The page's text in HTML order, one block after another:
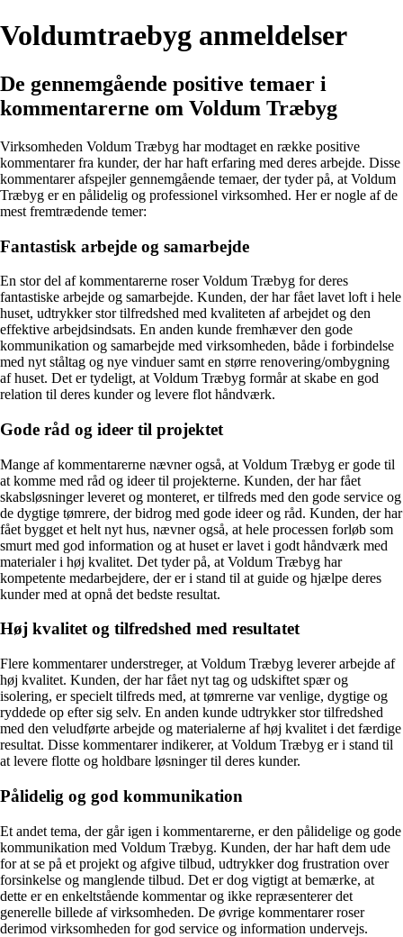
Voldumtraebyg anmeldelser
De gennemgående positive temaer i
kommentarerne om Voldum Træbyg
Virksomheden Voldum Træbyg har modtaget en række positive
kommentarer fra kunder, der har haft erfaring med deres arbejde. Disse
kommentarer afspejler gennemgående temaer, der tyder på, at Voldum
Træbyg er en pålidelig og professionel virksomhed. Her er nogle af de
mest fremtrædende temer:
Fantastisk arbejde og samarbejde
En stor del af kommentarerne roser Voldum Træbyg for deres
fantastiske arbejde og samarbejde. Kunden, der har fået lavet loft i hele
huset, udtrykker stor tilfredshed med kvaliteten af arbejdet og den
effektive arbejdsindsats. En anden kunde fremhæver den gode
kommunikation og samarbejde med virksomheden, både i forbindelse
med nyt ståltag og nye vinduer samt en større renovering/ombygning
af huset. Det er tydeligt, at Voldum Træbyg formår at skabe en god
relation til deres kunder og levere flot håndværk.
Gode råd og ideer til projektet
Mange af kommentarerne nævner også, at Voldum Træbyg er gode til
at komme med råd og ideer til projekterne. Kunden, der har fået
skabsløsninger leveret og monteret, er tilfreds med den gode service og
de dygtige tømrere, der bidrog med gode ideer og råd. Kunden, der har
fået bygget et helt nyt hus, nævner også, at hele processen forløb som
smurt med god information og at huset er lavet i godt håndværk med
materialer i høj kvalitet. Det tyder på, at Voldum Træbyg har
kompetente medarbejdere, der er i stand til at guide og hjælpe deres
kunder med at opnå det bedste resultat.
Høj kvalitet og tilfredshed med resultatet
Flere kommentarer understreger, at Voldum Træbyg leverer arbejde af
høj kvalitet. Kunden, der har fået nyt tag og udskiftet spær og
isolering, er specielt tilfreds med, at tømrerne var venlige, dygtige og
ryddede op efter sig selv. En anden kunde udtrykker stor tilfredshed
med den veludførte arbejde og materialerne af høj kvalitet i det færdige
resultat. Disse kommentarer indikerer, at Voldum Træbyg er i stand til
at levere flotte og holdbare løsninger til deres kunder.
Pålidelig og god kommunikation
Et andet tema, der går igen i kommentarerne, er den pålidelige og gode
kommunikation med Voldum Træbyg. Kunden, der har haft dem ude
for at se på et projekt og afgive tilbud, udtrykker dog frustration over
forsinkelse og manglende tilbud. Det er dog vigtigt at bemærke, at
dette er en enkeltstående kommentar og ikke repræsenterer det
generelle billede af virksomheden. De øvrige kommentarer roser
derimod virksomheden for god service og information undervejs.